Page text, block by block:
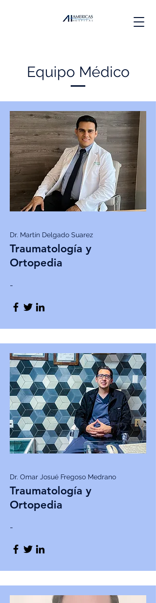
Equipo Médico
Dr. Martín Delgado Suarez
Traumatología y
Ortopedia
-
Dr. Omar Josué Fregoso Medrano
Traumatología y
Ortopedia
-